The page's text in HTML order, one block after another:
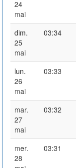
24
mai
dim.
25
mai
03:34
lun.
26
mai
03:33
mar.
27
mai
03:32
mer.
28
03:31